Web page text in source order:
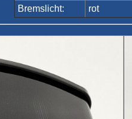
Bremslicht:
rot